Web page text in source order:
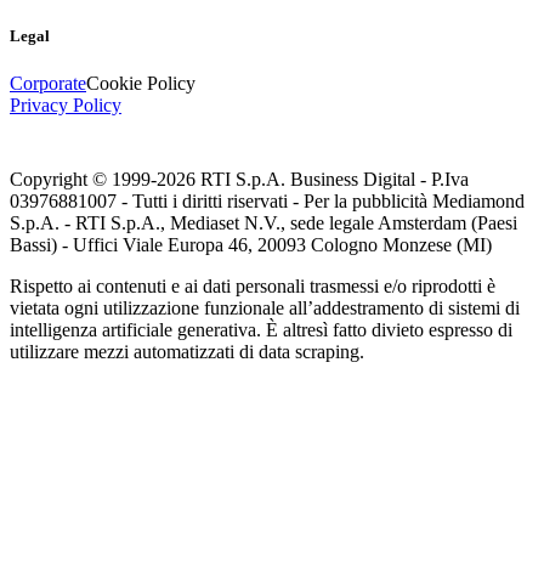
Legal
CorporateCookie Policy
Privacy Policy
Copyright © 1999-2026 RTI S.p.A. Business Digital - P.Iva
03976881007 - Tutti i diritti riservati - Per la pubblicità Mediamond
S.p.A. - RTI S.p.A., Mediaset N.V., sede legale Amsterdam (Paesi
Bassi) - Uffici Viale Europa 46, 20093 Cologno Monzese (MI)
Rispetto ai contenuti e ai dati personali trasmessi e/o riprodotti è
vietata ogni utilizzazione funzionale all’addestramento di sistemi di
intelligenza artificiale generativa. È altresì fatto divieto espresso di
utilizzare mezzi automatizzati di data scraping.